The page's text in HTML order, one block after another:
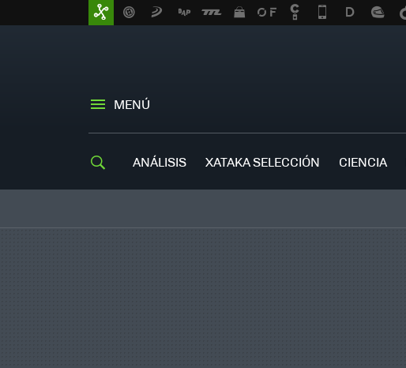
MENÚ
ANÁLISIS XATAKA SELECCIÓN CIENCIA